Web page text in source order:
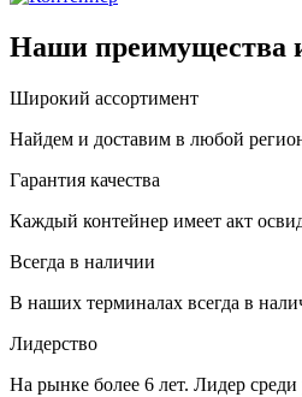
Наши преимущества
Широкий ассортимент
Найдем и доставим в любой
Гарантия качества
Каждый контейнер имеет акт
Всегда в наличии
В наших терминалах всегда в
Лидерство
На рынке более 6 лет. Лидер